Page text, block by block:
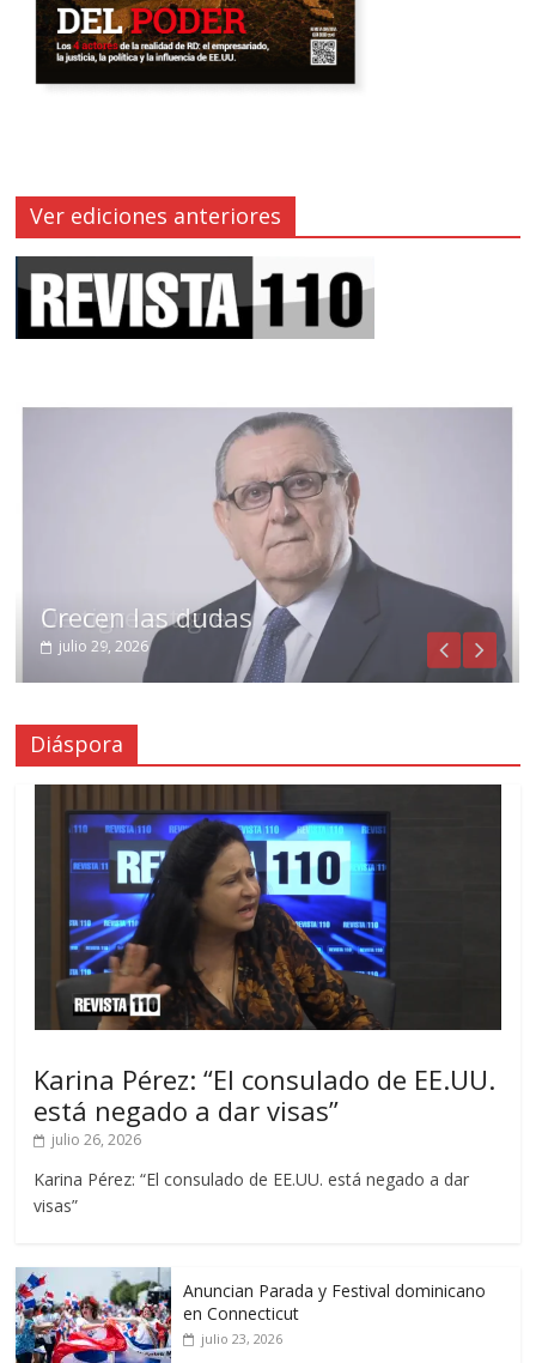
Ver ediciones anteriores
Crecen las dudas
julio 29, 2026
Diáspora
Karina Pérez: “El consulado de EE.UU.
está negado a dar visas”
julio 26, 2026
Karina Pérez: “El consulado de EE.UU. está negado a dar
visas”
Anuncian Parada y Festival dominicano
en Connecticut
julio 23, 2026